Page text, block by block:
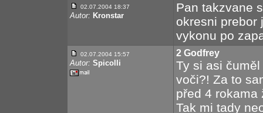
02.07.2004 18:37
Autor: Kronstar
Pan takzvane
okresni prebor
vykonu po
02.07.2004 15:57
Autor: Spicolli
2 Godfrey
Ty si asi
voči?! Za to
před 4 rokama
Tak mi tady